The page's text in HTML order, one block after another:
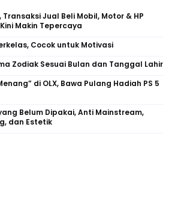
Transaksi Jual Beli Mobil, Motor & HP
Makin Tepercaya
Cocok untuk Motivasi
Zodiak Sesuai Bulan dan Tanggal Lahir
di OLX, Bawa Pulang Hadiah PS 5
Belum Dipakai, Anti Mainstream,
dan Estetik